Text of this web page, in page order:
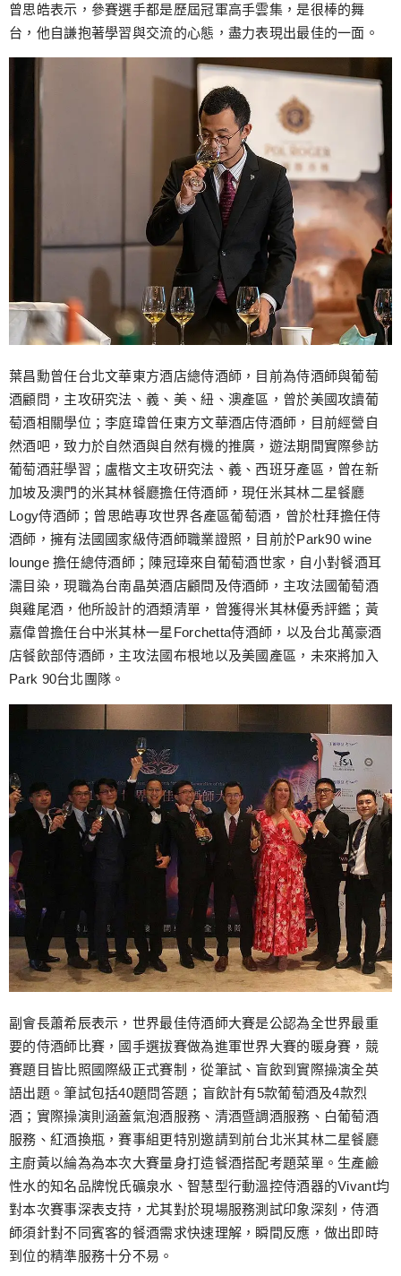
曾思皓表示，參賽選手都是歷屆冠軍高手雲集，是很棒的舞
台，他自謙抱著學習與交流的心態，盡力表現出最佳的一面。
葉昌勳曾任台北文華東方酒店總侍酒師，目前為侍酒師與葡萄
酒顧問，主攻研究法、義、美、紐、澳產區，曾於美國攻讀葡
萄酒相關學位；李庭瑋曾任東方文華酒店侍酒師，目前經營自
然酒吧，致力於自然酒與自然有機的推廣，遊法期間實際參訪
葡萄酒莊學習；盧楷文主攻研究法、義、西班牙產區，曾在新
加坡及澳門的米其林餐廳擔任侍酒師，現任米其林二星餐廳
Logy侍酒師；曾思皓專攻世界各產區葡萄酒，曾於杜拜擔任侍
酒師，擁有法國國家級侍酒師職業證照，目前於Park90 wine
lounge 擔任總侍酒師；陳冠璋來自葡萄酒世家，自小對餐酒耳
濡目染，現職為台南晶英酒店顧問及侍酒師，主攻法國葡萄酒
與雞尾酒，他所設計的酒類清單，曾獲得米其林優秀評鑑；黃
嘉偉曾擔任台中米其林一星Forchetta侍酒師，以及台北萬豪酒
店餐飲部侍酒師，主攻法國布根地以及美國產區，未來將加入
Park 90台北團隊。
副會長蕭希辰表示，世界最佳侍酒師大賽是公認為全世界最重
要的侍酒師比賽，國手選拔賽做為進軍世界大賽的暖身賽，競
賽題目皆比照國際級正式賽制，從筆試、盲飲到實際操演全英
語出題。筆試包括40題問答題；盲飲計有5款葡萄酒及4款烈
酒；實際操演則涵蓋氣泡酒服務、清酒暨調酒服務、白葡萄酒
服務、紅酒換瓶，賽事組更特別邀請到前台北米其林二星餐廳
主廚黃以綸為為本次大賽量身打造餐酒搭配考題菜單。生產鹼
性水的知名品牌悅氏礦泉水、智慧型行動溫控侍酒器的Vivant均
對本次賽事深表支持，尤其對於現場服務測試印象深刻，侍酒
師須針對不同賓客的餐酒需求快速理解，瞬間反應，做出即時
到位的精準服務十分不易。